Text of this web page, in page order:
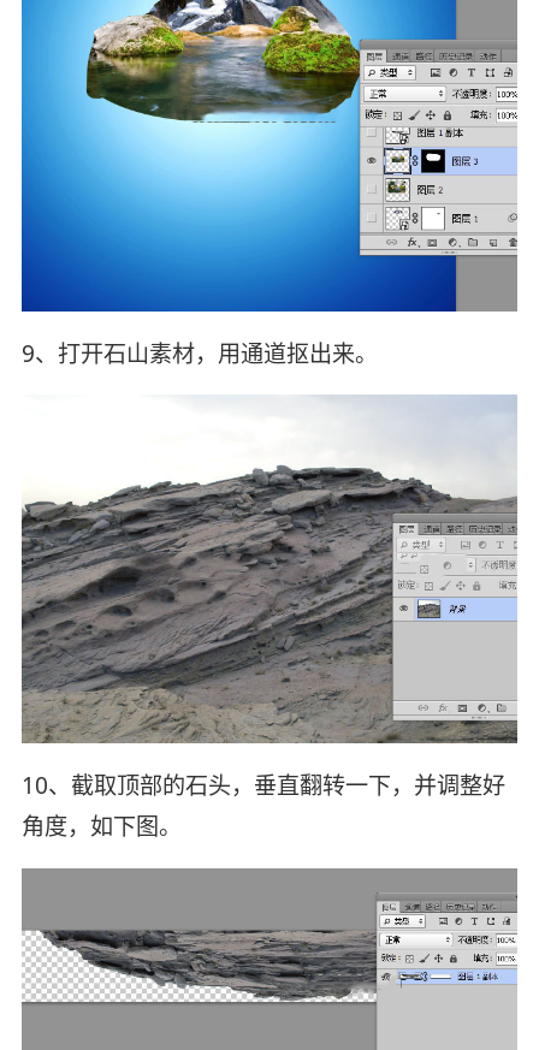
9、打开石山素材，用通道抠出来。
10、截取顶部的石头，垂直翻转一下，并调整好
角度，如下图。